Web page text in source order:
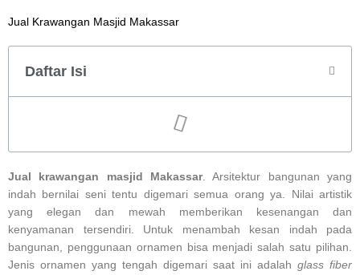
Jual Krawangan Masjid Makassar
Daftar Isi
Jual krawangan masjid Makassar. Arsitektur bangunan yang
indah bernilai seni tentu digemari semua orang ya. Nilai artistik
yang elegan dan mewah memberikan kesenangan dan
kenyamanan tersendiri. Untuk menambah kesan indah pada
bangunan, penggunaan ornamen bisa menjadi salah satu pilihan.
Jenis ornamen yang tengah digemari saat ini adalah glass fiber